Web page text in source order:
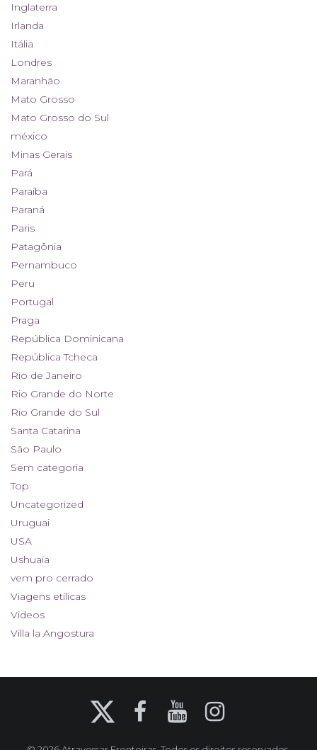
Inglaterra
Irlanda
Itália
Londres
Maranhão
Mato Grosso
Mato Grosso do Sul
méxico
Minas Gerais
Pará
Paraíba
Paraná
Paris
Patagônia
Pernambuco
Peru
Portugal
Praga
República Dominicana
República Tcheca
Rio de Janeiro
Rio Grande do Norte
Rio Grande do Sul
Santa Catarina
São Paulo
Sem categoria
Top
Uncategorized
Uruguai
USA
Ushuaia
vem pro cerrado
Viagens etílicas
Videos
Villa la Angostura